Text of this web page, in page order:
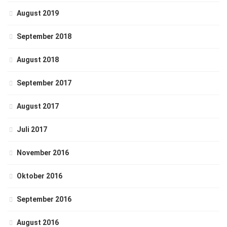
August 2019
September 2018
August 2018
September 2017
August 2017
Juli 2017
November 2016
Oktober 2016
September 2016
August 2016